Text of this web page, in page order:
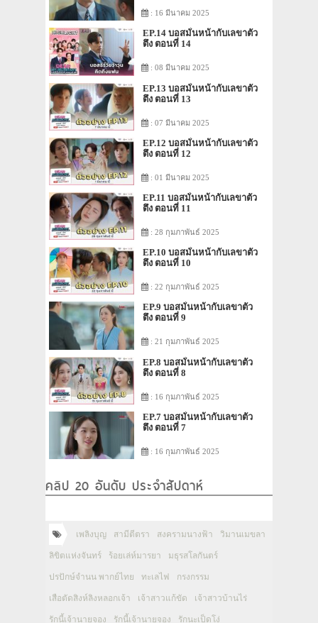
: 16 มีนาคม 2025
EP.14 บอสมั่นหน้ากับเลขาตัว
ตึง ตอนที่ 14
: 08 มีนาคม 2025
EP.13 บอสมั่นหน้ากับเลขาตัว
ตึง ตอนที่ 13
: 07 มีนาคม 2025
EP.12 บอสมั่นหน้ากับเลขาตัว
ตึง ตอนที่ 12
: 01 มีนาคม 2025
EP.11 บอสมั่นหน้ากับเลขาตัว
ตึง ตอนที่ 11
: 28 กุมภาพันธ์ 2025
EP.10 บอสมั่นหน้ากับเลขาตัว
ตึง ตอนที่ 10
: 22 กุมภาพันธ์ 2025
EP.9 บอสมั่นหน้ากับเลขาตัว
ตึง ตอนที่ 9
: 21 กุมภาพันธ์ 2025
EP.8 บอสมั่นหน้ากับเลขาตัว
ตึง ตอนที่ 8
: 16 กุมภาพันธ์ 2025
EP.7 บอสมั่นหน้ากับเลขาตัว
ตึง ตอนที่ 7
: 16 กุมภาพันธ์ 2025
คลิป 20 อันดับ ประจำสัปดาห์
เพลิงบุญ สามีตีตรา สงครามนางฟ้า วิมานเมขลา
ลิขิตแห่งจันทร์ ร้อยเล่ห์มารยา มธุรสโลกันตร์
ปรปักษ์จำนน พากย์ไทย ทะเลไฟ กรงกรรม
เสือตัดสิงห์ลิงหลอกเจ้า เจ้าสาวแก้ขัด เจ้าสาวบ้านไร่
รักนี้เจ้านายจอง รักนี้เจ้านายจอง รักนะเป็ดโง่